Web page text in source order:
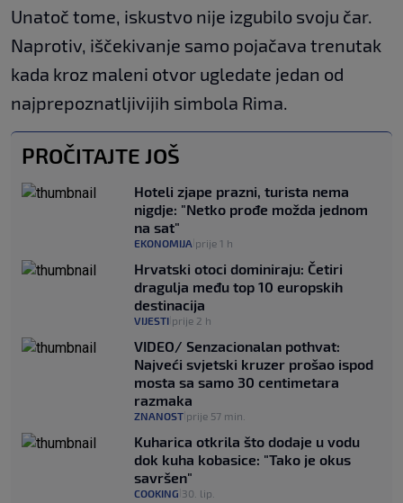
Unatoč tome, iskustvo nije izgubilo svoju čar.
Naprotiv, iščekivanje samo pojačava trenutak
kada kroz maleni otvor ugledate jedan od
najprepoznatljivijih simbola Rima.
PROČITAJTE JOŠ
Hoteli zjape prazni, turista nema
nigdje: "Netko prođe možda jednom
na sat"
EKONOMIJA prije 1 h
Hrvatski otoci dominiraju: Četiri
dragulja među top 10 europskih
destinacija
VIJESTI prije 2 h
VIDEO/ Senzacionalan pothvat:
Najveći svjetski kruzer prošao ispod
mosta sa samo 30 centimetara
razmaka
ZNANOST prije 57 min.
Kuharica otkrila što dodaje u vodu
dok kuha kobasice: "Tako je okus
savršen"
COOKING 30. lip.